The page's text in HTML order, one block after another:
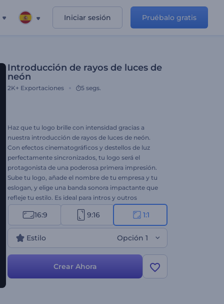
Iniciar sesión Pruébalo gratis
Introducción de rayos de luces de
neón
2K+ Exportaciones 5 segs.
Haz que tu logo brille con intensidad gracias a
nuestra introducción de rayos de luces de neón.
Con efectos cinematográficos y destellos de luz
perfectamente sincronizados, tu logo será el
protagonista de una poderosa primera impresión.
Sube tu logo, añade el nombre de tu empresa y tu
eslogan, y elige una banda sonora impactante que
refleje tu estilo. Es ideal para intros y outros
cinematográficas, aperturas de presentaciones,
lanzamientos de productos o cualquier proyecto
que necesite una introducción inolvidable.
¡Comienza a crear ahora!
16:9 9:16 1:1
Estilo Opción 1
Crear Ahora